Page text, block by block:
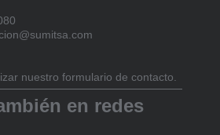
nuestro formulario de contacto.
en redes